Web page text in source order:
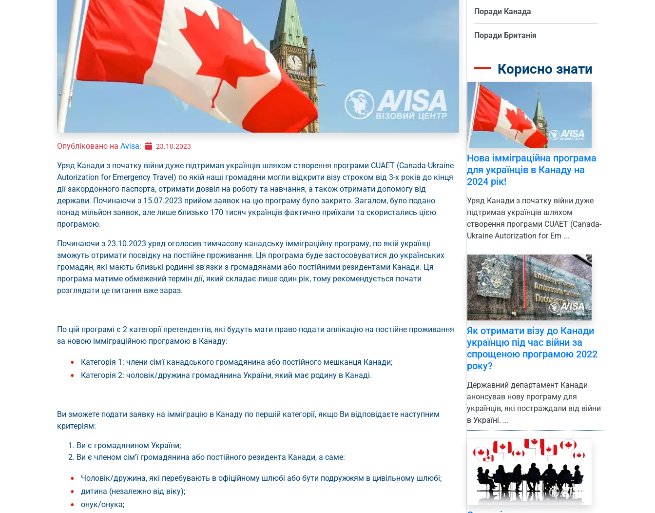
Опубліковано на Avisa: 23.10.2023
Уряд Канади з початку війни дуже підтримав українців шляхом створення програми CUAET (Сanada-Ukraine
Autorization for Emergency Travel) по якій наші громадяни могли відкрити візу строком від 3-х років до кінця
дії закордонного паспорта, отримати дозвіл на роботу та навчання, а також отримати допомогу від
держави. Починаючи з 15.07.2023 прийом заявок на цю програму було закрито. Загалом, було подано
понад мільйон заявок, але лише близько 170 тисяч українців фактично приїхали та скористались цією
програмою.
Починаючи з 23.10.2023 уряд оголосив тимчасову канадську імміграційну програму, по якій українці
зможуть отримати посвідку на постійне проживання. Ця програма буде застосовуватися до українських
громадян, які мають близькі родинні зв'язки з громадянами або постійними резидентами Канади. Ця
програма матиме обмежений термін дії, який складає лише один рік, тому рекомендується почати
розглядати це питання вже зараз.
По цій програмі є 2 категорії претендентів, які будуть мати право подати аплікацію на постійне проживання
за новою імміграційною програмою в Канаду:
Категорія 1: члени сім’ї канадського громадянина або постійного мешканця Канади;
Категорія 2: чоловік/дружина громадянина України, який має родину в Канаді.
Ви зможете подати заявку на імміграцію в Канаду по першій категорії, якщо Ви відповідаєте наступним
критеріям:
Ви є громадянином України;
Ви є членом сім'ї громадянина або постійного резидента Канади, а саме:
Чоловік/дружина, які перебувають в офіційному шлюбі або бути подружжям в цивільному шлюбі;
дитина (незалежно від віку);
онук/онука;
Поради Канада
Поради Британія
Корисно знати
Нова імміграційна програма
для українців в Канаду на
2024 рік!
Уряд Канади з початку війни дуже
підтримав українців шляхом
створення програми CUAET (Сanada-
Ukraine Autorization for Em ...
Як отримати візу до Канади
українцю під час війни за
спрощеною програмою 2022
року?
Державний департамент Канади
анонсував нову програму для
українців, які постраждали від війни
в Україні. ...